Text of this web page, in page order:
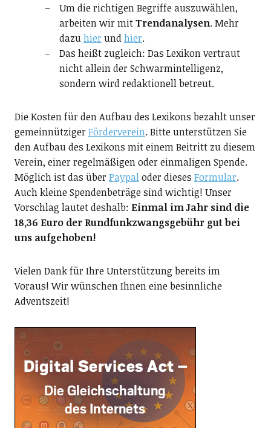
Um die richtigen Begriffe auszuwählen,
arbeiten wir mitTrendanalysen. Mehr
dazuhier undhier.
Das heißt zugleich: Das Lexikon vertraut
nicht allein der Schwarmintelligenz,
sondern wird redaktionell betreut.
Die Kosten für den Aufbau des Lexikons bezahlt unser
gemeinnützigerFörderverein. Bitte unterstützen Sie
den Aufbau des Lexikons mit einem Beitritt zu diesem
Verein, einer regelmäßigen oder einmaligen Spende.
Möglich ist das überPaypaloder dieses Formular.
Auch kleine Spendenbeträge sind wichtig! Unser
Vorschlag lautet deshalb: Einmal im Jahr sind die
18,36 Euro der Rundfunkzwangsgebühr gut bei
uns aufgehoben!
Vielen Dank für Ihre Unterstützung bereits im
Voraus! Wir wünschen Ihnen eine besinnliche
Adventszeit!